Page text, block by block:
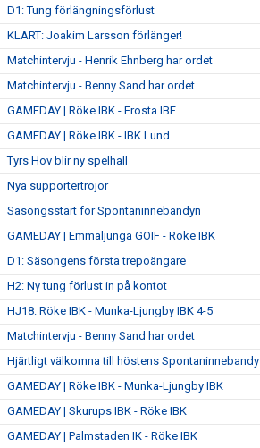
D1: Tung förlängningsförlust
KLART: Joakim Larsson förlänger!
Matchintervju - Henrik Ehnberg har ordet
Matchintervju - Benny Sand har ordet
GAMEDAY | Röke IBK - Frosta IBF
GAMEDAY | Röke IBK - IBK Lund
Tyrs Hov blir ny spelhall
Nya supportertröjor
Säsongsstart för Spontaninnebandyn
GAMEDAY | Emmaljunga GOIF - Röke IBK
D1: Säsongens första trepoängare
H2: Ny tung förlust in på kontot
HJ18: Röke IBK - Munka-Ljungby IBK 4-5
Matchintervju - Benny Sand har ordet
Hjärtligt välkomna till höstens Spontaninnebandy
GAMEDAY | Röke IBK - Munka-Ljungby IBK
GAMEDAY | Skurups IBK - Röke IBK
GAMEDAY | Palmstaden IK - Röke IBK